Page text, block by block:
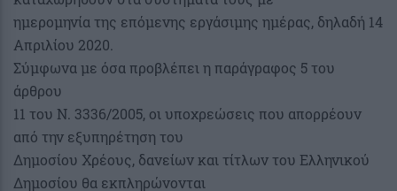
ημερομηνία της επόμενης εργάσιμης ημέρας, δηλαδή 14
Απριλίου 2020.
Σύμφωνα με όσα προβλέπει η παράγραφος 5 του
άρθρου
11 του Ν. 3336/2005, οι υποχρεώσεις που απορρέουν
από την εξυπηρέτηση του
Δημοσίου Χρέους, δανείων και τίτλων του Ελληνικού
Δημοσίου θα εκπληρώνονται